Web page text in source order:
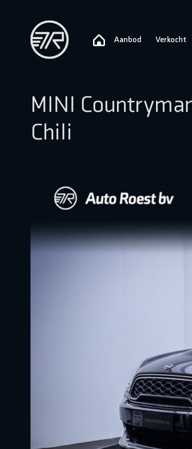
Aanbod Verkocht
MINI
Chili